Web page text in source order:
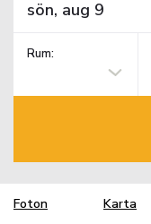
Rum:
Foton Karta